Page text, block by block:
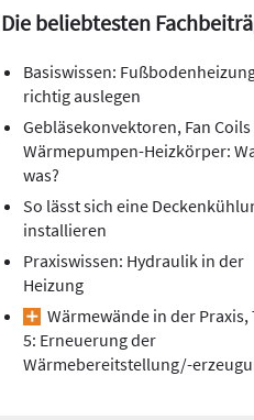
Die beliebtesten
Basiswissen:
richtig auslegen
Gebläsekonvektoren, Fan
Wärmepumpen-Heizkörper:
was?
So lässt sich eine
installieren
Praxiswissen: Hydraulik in der
Heizung
Wärmewände in der Praxis,
5: Erneuerung der
Wärmebereitstellung/-